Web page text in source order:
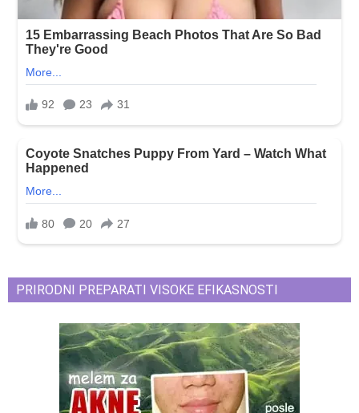
PRIRODNI PREPARATI VISOKE EFIKASNOSTI